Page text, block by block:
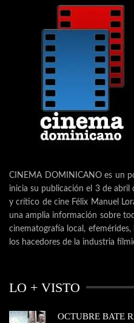
CINEMA DOMINICANO es un
inicia su publicación el 3 de
y crítico de cine Félix Manuel
una amplia información sobre
cinematografía local,
los hacedores de la industria
LO + VISTO
OCTUBRE BATE